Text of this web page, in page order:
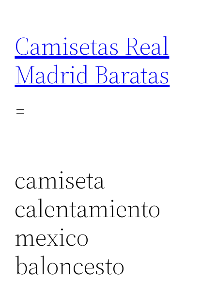
contenido
Camisetas Real
Madrid Baratas
camiseta
calentamiento
mexico
baloncesto